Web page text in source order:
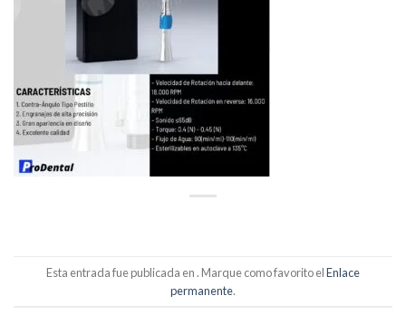
Esta entrada fue publicada en . Marque como favorito elEnlace
permanente.